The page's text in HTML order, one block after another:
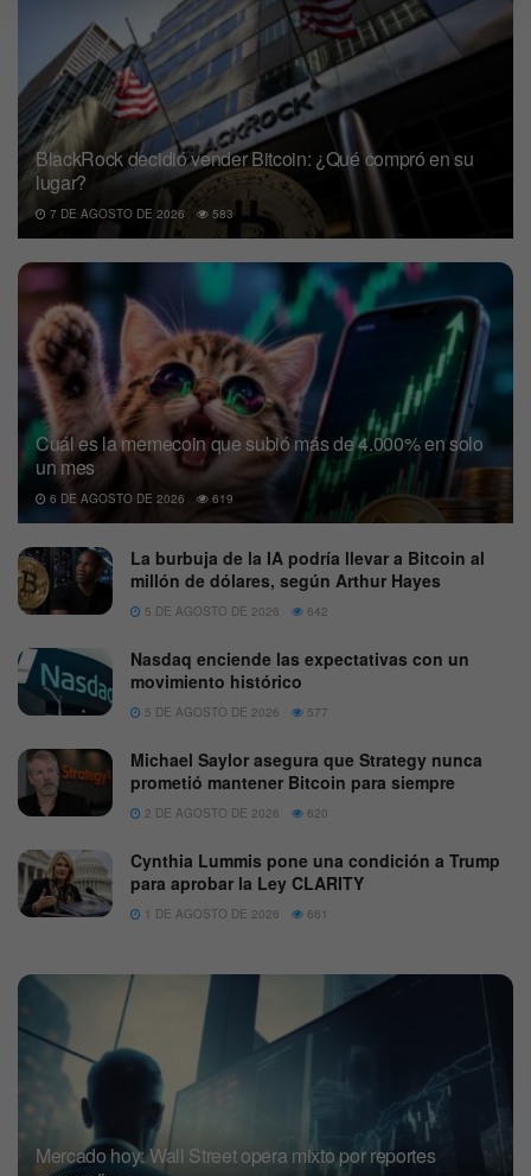
BlackRock decidió vender Bitcoin: ¿Qué compró en su
lugar?
7 DE AGOSTO DE 2026 583
Cuál es la memecoin que subió más de 4.000% en solo
un mes
6 DE AGOSTO DE 2026 619
La burbuja de la IA podría llevar a Bitcoin al
millón de dólares, según Arthur Hayes
5 DE AGOSTO DE 2026 642
Nasdaq enciende las expectativas con un
movimiento histórico
5 DE AGOSTO DE 2026 577
Michael Saylor asegura que Strategy nunca
prometió mantener Bitcoin para siempre
2 DE AGOSTO DE 2026 620
Cynthia Lummis pone una condición a Trump
para aprobar la Ley CLARITY
1 DE AGOSTO DE 2026 661
Mercado hoy: Wall Street opera mixto por reportes